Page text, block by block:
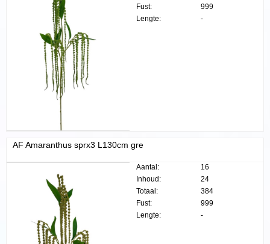
Fust:
999
Lengte:
-
AF Amaranthus sprx3 L130cm gre
Aantal:
16
Inhoud:
24
Totaal:
384
Fust:
999
Lengte:
-